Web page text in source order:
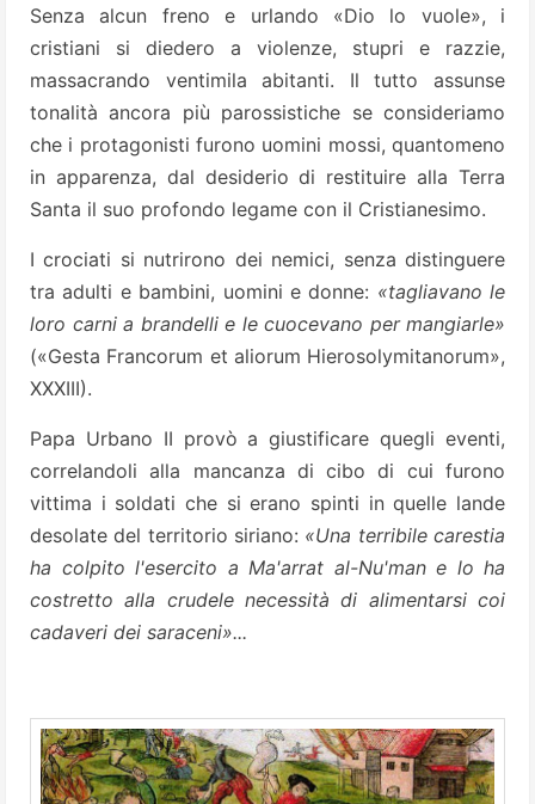
Senza alcun freno e urlando «Dio lo vuole», i
cristiani si diedero a violenze, stupri e razzie,
massacrando ventimila abitanti. Il tutto assunse
tonalità ancora più parossistiche se consideriamo
che i protagonisti furono uomini mossi, quantomeno
in apparenza, dal desiderio di restituire alla Terra
Santa il suo profondo legame con il Cristianesimo.
I crociati si nutrirono dei nemici, senza distinguere
tra adulti e bambini, uomini e donne: «tagliavano le
loro carni a brandelli e le cuocevano per mangiarle»
(«Gesta Francorum et aliorum Hierosolymitanorum»,
XXXIII).
Papa Urbano II provò a giustificare quegli eventi,
correlandoli alla mancanza di cibo di cui furono
vittima i soldati che si erano spinti in quelle lande
desolate del territorio siriano: «Una terribile carestia
ha colpito l'esercito a Ma'arrat al-Nu'man e lo ha
costretto alla crudele necessità di alimentarsi coi
cadaveri dei saraceni»...